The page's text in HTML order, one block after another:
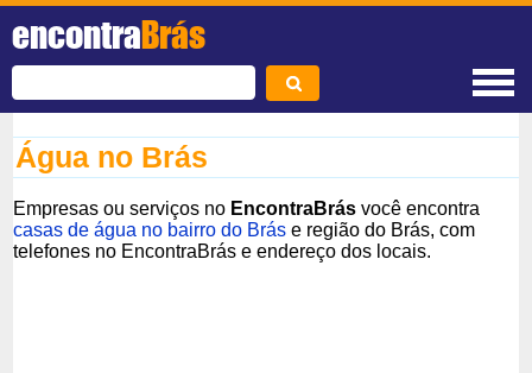
encontraBrás
Água no Brás
Empresas ou serviços no EncontraBrás você encontra
casas de água no bairro do Brás e região do Brás, com
telefones no EncontraBrás e endereço dos locais.